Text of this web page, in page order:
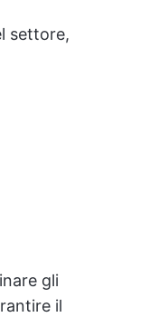
settore,
gli
il